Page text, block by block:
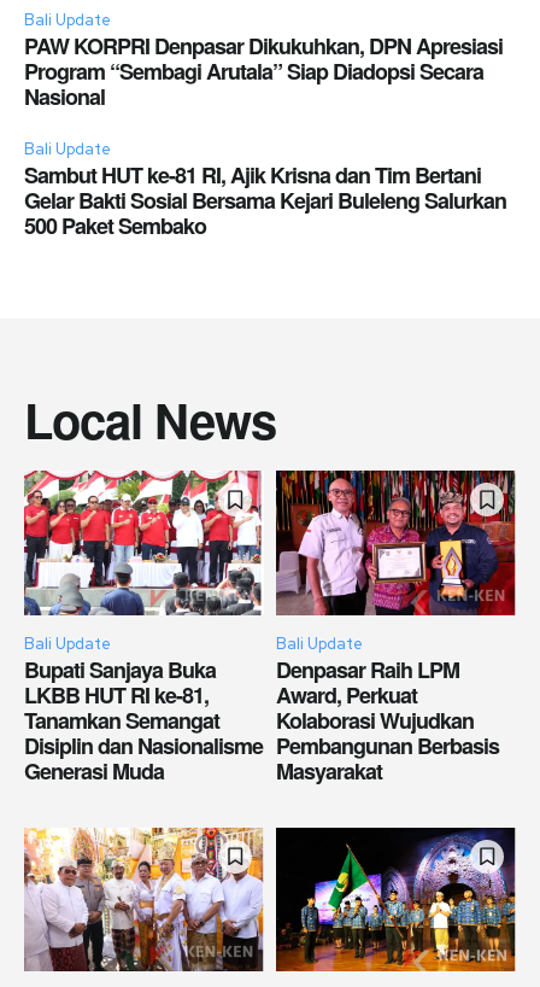
Bali Update
PAW KORPRI Denpasar Dikukuhkan, DPN Apresiasi
Program “Sembagi Arutala” Siap Diadopsi Secara
Nasional
Bali Update
Sambut HUT ke-81 RI, Ajik Krisna dan Tim Bertani
Gelar Bakti Sosial Bersama Kejari Buleleng Salurkan
500 Paket Sembako
Local News
Bali Update
Bupati Sanjaya Buka
LKBB HUT RI ke-81,
Tanamkan Semangat
Disiplin dan Nasionalisme
Generasi Muda
Bali Update
Denpasar Raih LPM
Award, Perkuat
Kolaborasi Wujudkan
Pembangunan Berbasis
Masyarakat